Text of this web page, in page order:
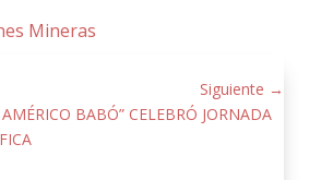
Mineras
Siguiente →